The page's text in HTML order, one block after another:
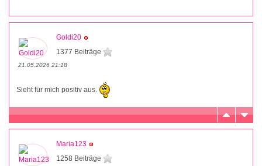
Goldi20
1377 Beiträge
21.05.2026 21:18
Sieht für mich positiv aus.
Maria123
1258 Beiträge